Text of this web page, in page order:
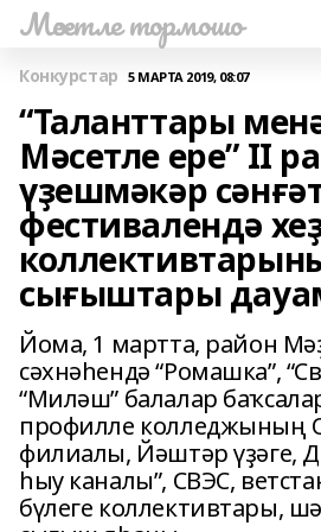
Мәсетле тормошо
Конкурстар 5 МАРТА 2019, 08:07
“Таланттары
Мәсетле ере” II
үҙешмәкәр
фестивалендә
сығыштары
Йома, 1 мартта, район
сәхнәһендә “Ромашка”,
“Миләш” балалар
профилле колледжының
филиалы, Йәштәр үҙәге,
һыу каналы”, СВЭС,
бүлеге коллективтары,